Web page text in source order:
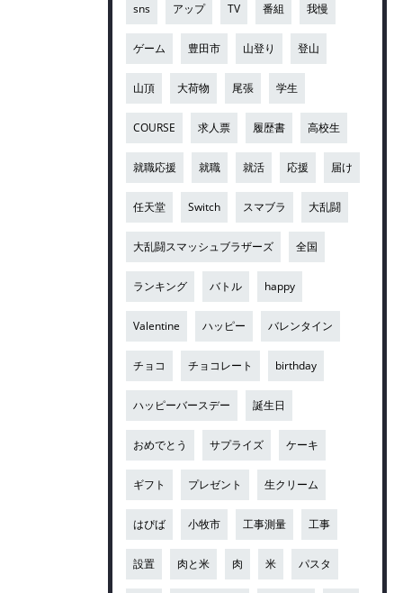
sns アップ TV 番組 我慢
ゲーム 豊田市 山登り 登山
山頂 大荷物 尾張 学生
COURSE 求人票 履歴書 高校生
就職応援 就職 就活 応援 届け
任天堂 Switch スマブラ 大乱闘
大乱闘スマッシュブラザーズ 全国
ランキング バトル happy
Valentine ハッピー バレンタイン
チョコ チョコレート birthday
ハッピーバースデー 誕生日
おめでとう サプライズ ケーキ
ギフト プレゼント 生クリーム
はぴば 小牧市 工事測量 工事
設置 肉と米 肉 米 パスタ